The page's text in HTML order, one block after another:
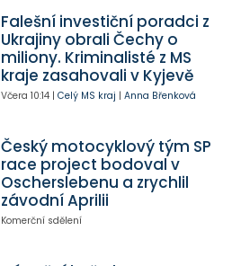
Falešní investiční poradci z
Ukrajiny obrali Čechy o
miliony. Kriminalisté z MS
kraje zasahovali v Kyjevě
Včera 10:14| Celý MS kraj | Anna Břenková
Český motocyklový tým SP
race project bodoval v
Oscherslebenu a zrychlil
závodní Aprilii
Komerční sdělení